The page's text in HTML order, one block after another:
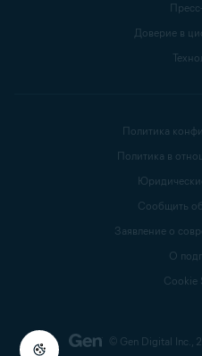
Доверие в
© Gen Digital Inc.,
Политика
Политика в
Сообщить
Заявление о
О
Cookie